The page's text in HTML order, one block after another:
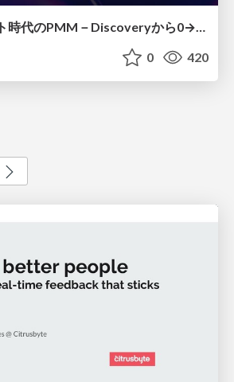
マルチプロダクト時代のPMM－Discoveryから0→1、Expansionまで フェーズで変わる期待役割とアサインの設計図
0 420